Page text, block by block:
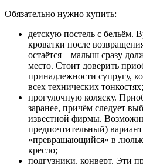
Обязательно нужно купить:
детскую постель с бельём.
кроватки после
остаётся – малыш сразу
место. Стоит доверить
принадлежности супругу,
всех технических тонкостях;
прогулочную коляску.
заранее, причём следует
известной фирмы.
предпочтительный)
«превращающийся» в
кресло;
подгузники, конверт. Эти